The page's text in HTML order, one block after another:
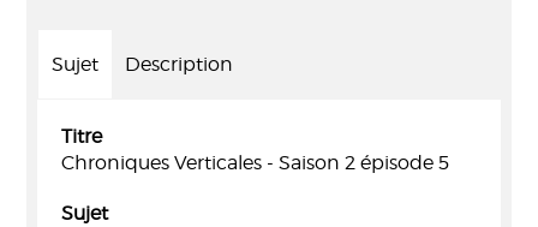
Sujet Description
Titre
Chroniques Verticales - Saison 2 épisode 5
Sujet